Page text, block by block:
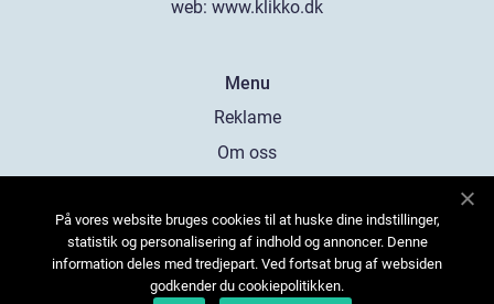
web: www.klikko.dk
Menu
Reklame
Om oss
Kontakt Oss
Sitemap
På vores website bruges cookies til at huske dine indstillinger,
statistik og personalisering af indhold og annoncer. Denne
information deles med tredjepart. Ved fortsat brug af websiden
godkender du cookiepolitikken.